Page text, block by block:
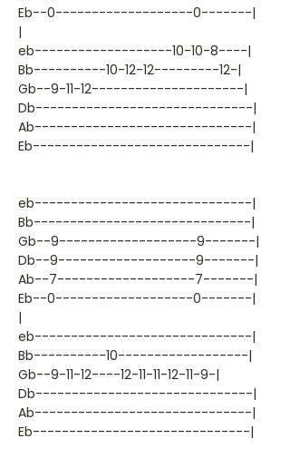
Eb--0-------------------0-------|
|
eb-------------------10-10-8----|
Bb----------10-12-12---------12-|
Gb--9-11-12---------------------|
Db------------------------------|
Ab------------------------------|
Eb------------------------------|
eb------------------------------|
Bb------------------------------|
Gb--9-------------------9-------|
Db--9-------------------9-------|
Ab--7-------------------7-------|
Eb--0-------------------0-------|
|
eb------------------------------|
Bb----------10------------------|
Gb--9-11-12----12-11-11-12-11-9-|
Db------------------------------|
Ab------------------------------|
Eb------------------------------|